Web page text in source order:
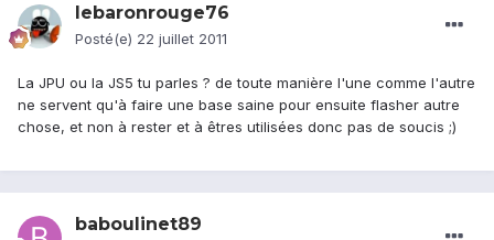
lebaronrouge76
Posté(e) 22 juillet 2011
La JPU ou la JS5 tu parles ? de toute manière l'une comme l'autre
ne servent qu'à faire une base saine pour ensuite flasher autre
chose, et non à rester et à êtres utilisées donc pas de soucis ;)
baboulinet89